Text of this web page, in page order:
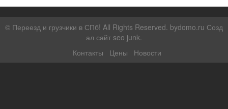
© Переезд и грузчики в СПб! All Rights Reserved. bydomo.ru Созд
ал сайт seo junk.
Контакты
Цены Новости